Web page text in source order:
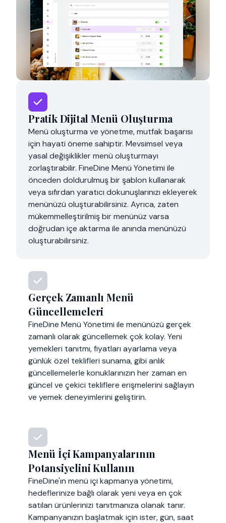
Pratik Dijital Menü Oluşturma
Menü oluşturma ve yönetme, mutfak başarısı
için hayati öneme sahiptir. Mevsimsel veya
yasal değişiklikler menü oluşturmayı
zorlaştırabilir. FineDine Menü Yönetimi ile
önceden doldurulmuş bir şablon kullanarak
veya sıfırdan yaratıcı dokunuşlarınızı ekleyerek
menünüzü oluşturabilirsiniz. Ayrıca, zaten
mükemmelleştirilmiş bir menünüz varsa
doğrudan içe aktarma ile anında menünüzü
oluşturabilirsiniz.
Gerçek Zamanlı Menü
Güncellemeleri
FineDine Menü Yönetimi ile menünüzü gerçek
zamanlı olarak güncellemek çok kolay. Yeni
yemekleri tanıtmı, fiyatları ayarlama veya
günlük özel teklifleri sunama, gibi anlık
güncellemelerle konuklarınızın her zaman en
güncel ve çekici tekliflere erişmelerini sağlayın
ve yemek deneyimlerini geliştirin.
Menü İçi Kampanyalarının
Potansiyelini Kullanın
FineDine'ın menü içi kapmanya yönetimi,
hedeflerinize bağlı olarak yeni veya en çok
satılan ürünlerinizi tanıtmanıza olanak tanır.
Kampanyanızın başlatmak için ister, gün, saat